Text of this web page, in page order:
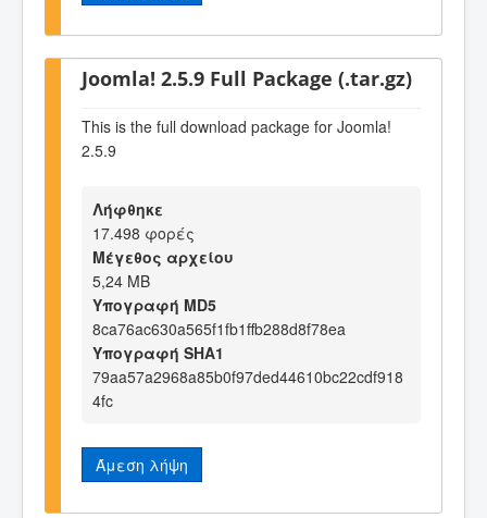
Joomla! 2.5.9 Full Package (.tar.gz)
This is the full download package for Joomla!
2.5.9
Λήφθηκε
17.498 φορές
Μέγεθος αρχείου
5,24 MB
Υπογραφή MD5
8ca76ac630a565f1fb1ffb288d8f78ea
Υπογραφή SHA1
79aa57a2968a85b0f97ded44610bc22cdf918
4fc
Άμεση λήψη